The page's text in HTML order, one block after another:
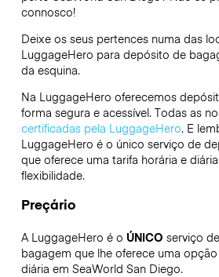
connosco!
Deixe os seus pertences numa das
LuggageHero para depósito de
da esquina.
Na LuggageHero oferecemos
forma segura e acessível. Todas as
certificadas pela LuggageHero. E
LuggageHero é o único serviço de
que oferece uma tarifa horária e
flexibilidade.
Preçário
A LuggageHero é o ÚNICO serviço
bagagem que lhe oferece uma
diária em SeaWorld San Diego.